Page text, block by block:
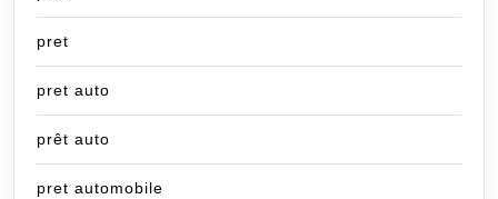
pret
pret auto
prêt auto
pret automobile